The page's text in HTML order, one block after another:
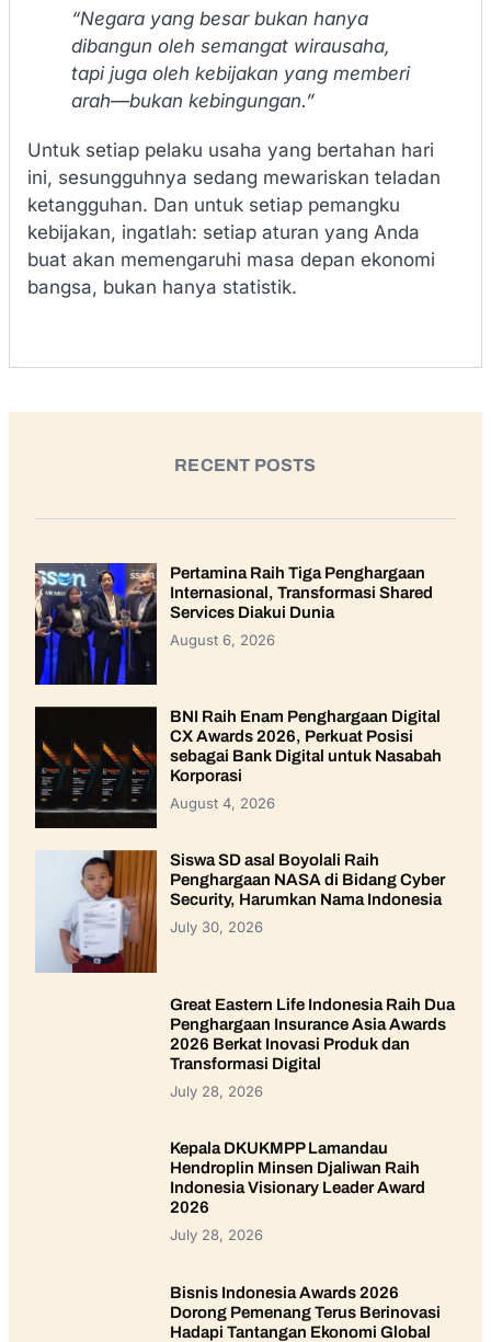
“Negara yang besar bukan hanya
dibangun oleh semangat wirausaha,
tapi juga oleh kebijakan yang memberi
arah—bukan kebingungan.”
Untuk setiap pelaku usaha yang bertahan hari
ini, sesungguhnya sedang mewariskan teladan
ketangguhan. Dan untuk setiap pemangku
kebijakan, ingatlah: setiap aturan yang Anda
buat akan memengaruhi masa depan ekonomi
bangsa, bukan hanya statistik.
RECENT POSTS
Pertamina Raih Tiga Penghargaan
Internasional, Transformasi Shared
Services Diakui Dunia
August 6, 2026
BNI Raih Enam Penghargaan Digital
CX Awards 2026, Perkuat Posisi
sebagai Bank Digital untuk Nasabah
Korporasi
August 4, 2026
Siswa SD asal Boyolali Raih
Penghargaan NASA di Bidang Cyber
Security, Harumkan Nama Indonesia
July 30, 2026
Great Eastern Life Indonesia Raih Dua
Penghargaan Insurance Asia Awards
2026 Berkat Inovasi Produk dan
Transformasi Digital
July 28, 2026
Kepala DKUKMPP Lamandau
Hendroplin Minsen Djaliwan Raih
Indonesia Visionary Leader Award
2026
July 28, 2026
Bisnis Indonesia Awards 2026
Dorong Pemenang Terus Berinovasi
Hadapi Tantangan Ekonomi Global